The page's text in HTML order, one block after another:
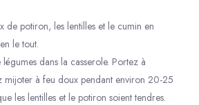
de potiron, les lentilles et le cumin en
le tout.
dans la casserole. Portez à
mijoter à feu doux pendant environ 20-25
les lentilles et le potiron soient tendres.